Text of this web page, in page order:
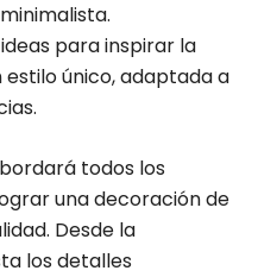
para inspirar la
único, adaptada a
todos los
una decoración de
Desde la
los detalles